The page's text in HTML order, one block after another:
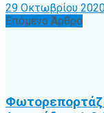
29 Οκτωβρίου
Επόμενο Άρθρο
Φωτορεπορτάζ